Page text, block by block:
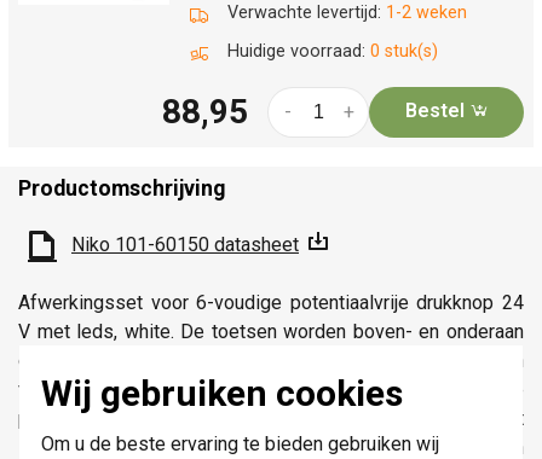
Wij gebruiken cookies
Om u de beste ervaring te bieden gebruiken wij
Verwachte levertijd: 1-2 weken
Huidige voorraad: 0 stuk(s)
88,95 +
- Bestel
Productomschrijving
Niko 101-60150 datasheet
Afwerkingsset voor 6-voudige potentiaalvrije drukknop 24
V met leds, white. De toetsen worden boven- en onderaan
op de 6-voudige potentiaalvrije drukknop geduwd en
vastgegrepen door de snaphaken op de sokkel van de
potentiaalvrije drukknop. Het sierplaatje (tekskader) wordt
in het midden geplaatst en bestaat uit twee delen: een